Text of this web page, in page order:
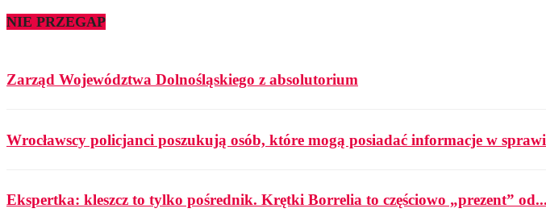
NIE PRZEGAP
Zarząd Województwa Dolnośląskiego z absolutorium
Wrocławscy policjanci poszukują osób, które mogą posiadać informacje w
Ekspertka: kleszcz to tylko pośrednik. Krętki Borrelia to częściowo „prezent” od...